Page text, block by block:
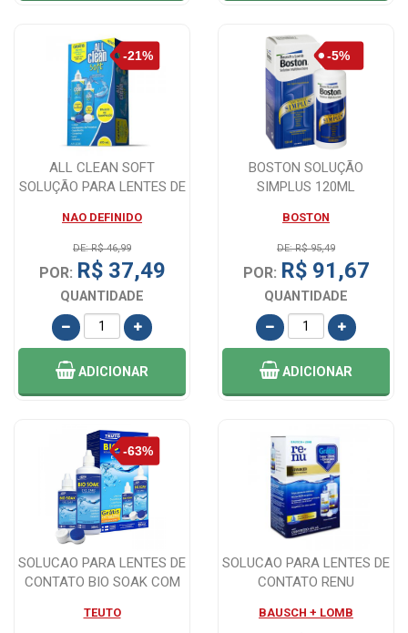
ALL CLEAN SOFT
SOLUÇÃO PARA LENTES DE
NAO DEFINIDO
DE: R$ 46,99
POR: R$ 37,49
QUANTIDADE
ADICIONAR
BOSTON SOLUÇÃO
SIMPLUS 120ML
BOSTON
DE: R$ 95,49
POR: R$ 91,67
QUANTIDADE
ADICIONAR
SOLUCAO PARA LENTES DE
CONTATO BIO SOAK COM
TEUTO
SOLUCAO PARA LENTES DE
CONTATO RENU
BAUSCH + LOMB